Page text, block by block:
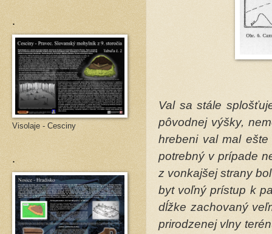
Val sa stále
pôvodnej výšky,
hrebeni val mal
potrebný v prípade
z vonkajšej strany
byt voľný prístup k
dĺžke zachovaný
prirodzenej vlny
.
Visolaje - Cesciny
.